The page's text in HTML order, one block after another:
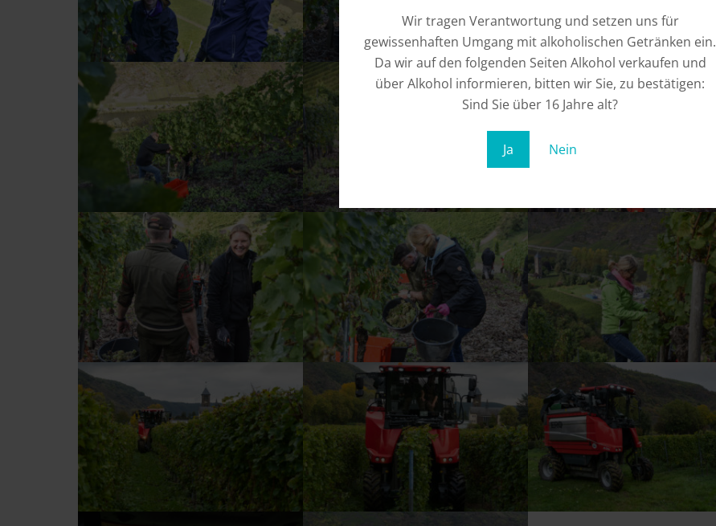
Wir tragen Verantwortung und setzen uns für
gewissenhaften Umgang mit alkoholischen Getränken ein.
Da wir auf den folgenden Seiten Alkohol verkaufen und
über Alkohol informieren, bitten wir Sie, zu bestätigen:
Sind Sie über 16 Jahre alt?
Ja Nein